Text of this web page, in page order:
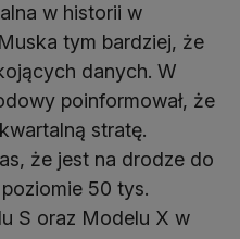
w historii w
tym bardziej, że
danych. W
poinformował, że
stratę.
że jest na drodze do
50 tys.
S oraz Modelu X w